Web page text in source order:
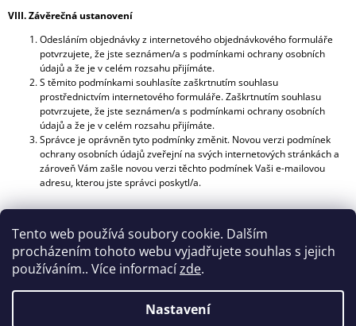
Tento web používá soubory cookie. Dalším
procházením tohoto webu vyjadřujete souhlas s jejich
používáním.. Více informacízde.
Nastavení
VIII. Závěrečná ustanovení
Odesláním objednávky z internetového objednávkového formuláře
potvrzujete, že jste seznámen/a s podmínkami ochrany osobních
údajů a že je v celém rozsahu přijímáte.
S těmito podmínkami souhlasíte zaškrtnutím souhlasu
prostřednictvím internetového formuláře. Zaškrtnutím souhlasu
potvrzujete, že jste seznámen/a s podmínkami ochrany osobních
údajů a že je v celém rozsahu přijímáte.
Správce je oprávněn tyto podmínky změnit. Novou verzi podmínek
ochrany osobních údajů zveřejní na svých internetových stránkách a
zároveň Vám zašle novou verzi těchto podmínek Vaši e-mailovou
adresu, kterou jste správci poskytl/a.
Tyto podmínky nabývají účinnosti dnem 8. 03. 2025